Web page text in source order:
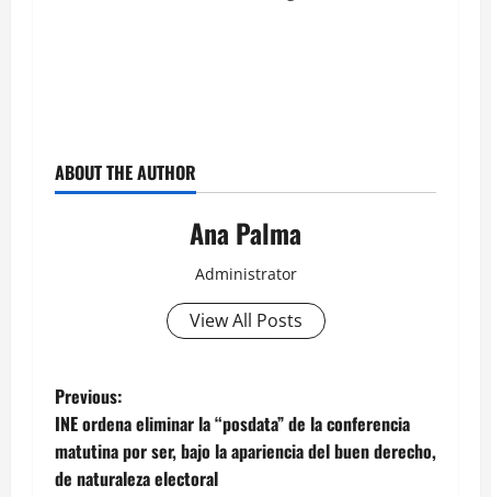
ABOUT THE AUTHOR
Ana Palma
Administrator
View All Posts
Post
navigation
Previous:
INE ordena eliminar la “posdata” de la conferencia
matutina por ser, bajo la apariencia del buen derecho,
de naturaleza electoral